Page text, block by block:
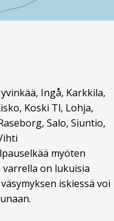
Ingå, Karkkila,
Koski Tl, Lohja,
Salo, Siuntio,
myöten
varrella on lukuisia
iskiessä voi